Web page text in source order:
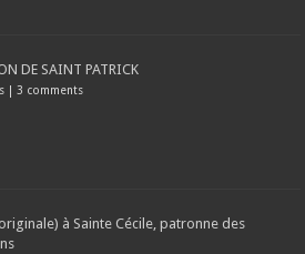
DE SAINT PATRICK
| 3 comments
à Sainte Cécile, patronne des